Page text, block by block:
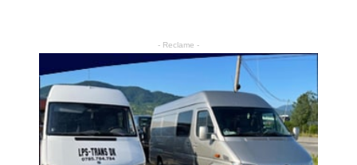
- Reclame -